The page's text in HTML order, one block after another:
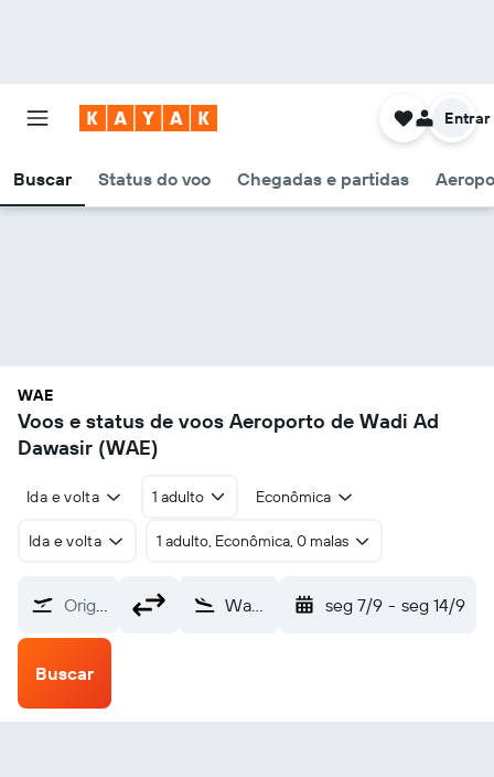
Buscar Status do voo Chegadas e partidas
Entrar
WAE
Voos e status de voos Aeroporto de Wadi Ad
Dawasir (WAE)
Ida e volta 1 adulto Econômica
Ida e volta 1 adulto, Econômica, 0 malas
Origem Wadi Ad Dawasir (WAE) seg 7/9 - seg 14/9
Buscar